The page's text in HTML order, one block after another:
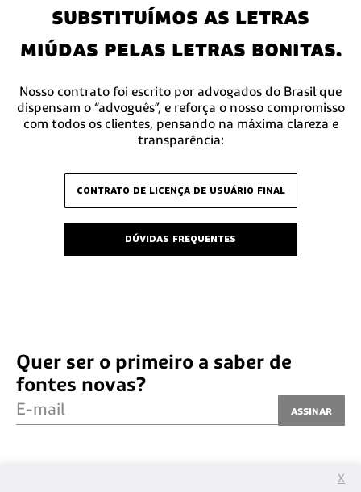
substituímos as letras
miúdas pelas letras bonitas.
Nosso contrato foi escrito por advogados do Brasil que
dispensam o “advoguês”, e reforça o nosso compromisso
com todos os clientes, pensando na máxima clareza e
transparência:
contrato de licença de usuário final
dúvidas frequentes
Quer ser o primeiro a saber de
fontes novas?
E-mail Assinar
X